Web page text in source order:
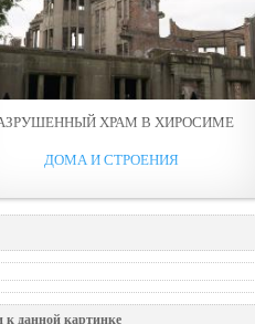
ХРАМ В ХИРОСИМЕ
ДОМА И СТРОЕНИЯ
данной картинке